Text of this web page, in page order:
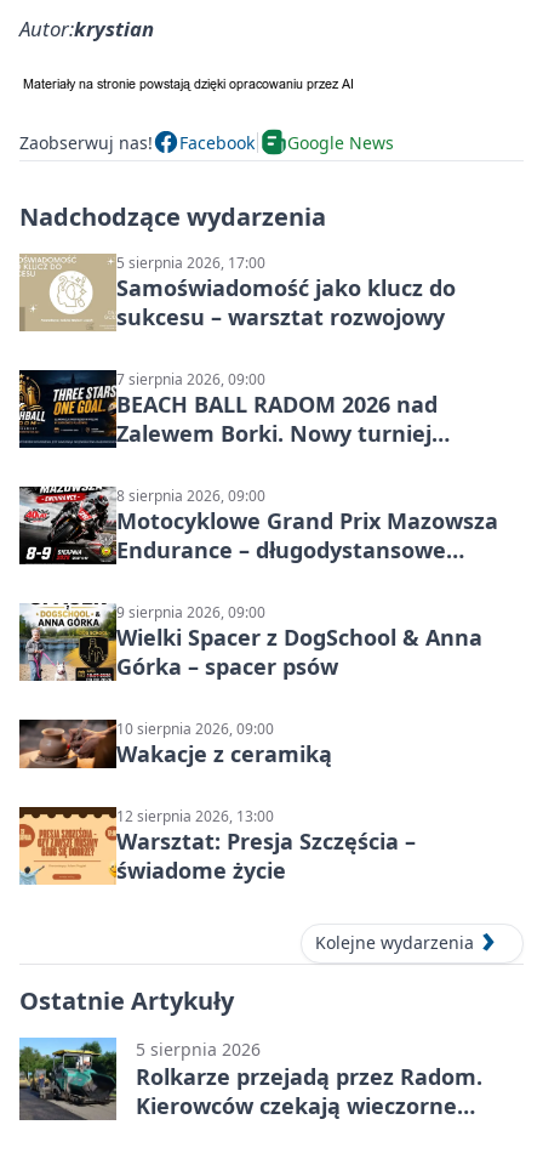
Autor:krystian
Zaobserwuj nas! Facebook Google News
Nadchodzące wydarzenia
5 sierpnia 2026, 17:00
Samoświadomość jako klucz do
sukcesu – warsztat rozwojowy
7 sierpnia 2026, 09:00
BEACH BALL RADOM 2026 nad
Zalewem Borki. Nowy turniej
8 sierpnia 2026, 09:00
Motocyklowe Grand Prix Mazowsza
Endurance – długodystansowe
9 sierpnia 2026, 09:00
Wielki Spacer z DogSchool & Anna
Górka – spacer psów
10 sierpnia 2026, 09:00
Wakacje z ceramiką
12 sierpnia 2026, 13:00
Warsztat: Presja Szczęścia –
świadome życie
Kolejne wydarzenia
Ostatnie Artykuły
5 sierpnia 2026
Rolkarze przejadą przez Radom.
Kierowców czekają wieczorne